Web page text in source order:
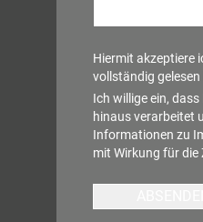
Hiermit akzeptiere
vollständig gelesen
Ich willige ein,
hinaus verarbeitet
Informationen zu
mit Wirkung für